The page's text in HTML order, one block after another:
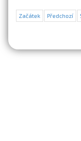
Začátek Předchozí